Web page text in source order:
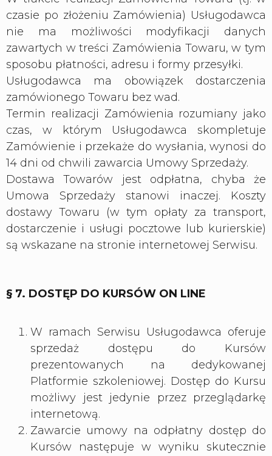
czasie po złożeniu Zamówienia) Usługodawca
nie ma możliwości modyfikacji danych
zawartych w treści Zamówienia Towaru, w tym
sposobu płatności, adresu i formy przesyłki.
Usługodawca ma obowiązek dostarczenia
zamówionego Towaru bez wad.
Termin realizacji Zamówienia rozumiany jako
czas, w którym Usługodawca skompletuje
Zamówienie i przekaże do wysłania, wynosi do
14 dni od chwili zawarcia Umowy Sprzedaży.
Dostawa Towarów jest odpłatna, chyba że
Umowa Sprzedaży stanowi inaczej. Koszty
dostawy Towaru (w tym opłaty za transport,
dostarczenie i usługi pocztowe lub kurierskie)
są wskazane na stronie internetowej Serwisu.
§ 7. DOSTĘP DO KURSÓW ON LINE
W ramach Serwisu Usługodawca oferuje
sprzedaż dostępu do Kursów
prezentowanych na dedykowanej
Platformie szkoleniowej. Dostęp do Kursu
możliwy jest jedynie przez przeglądarkę
internetową.
Zawarcie umowy na odpłatny dostęp do
Kursów następuje w wyniku skutecznie